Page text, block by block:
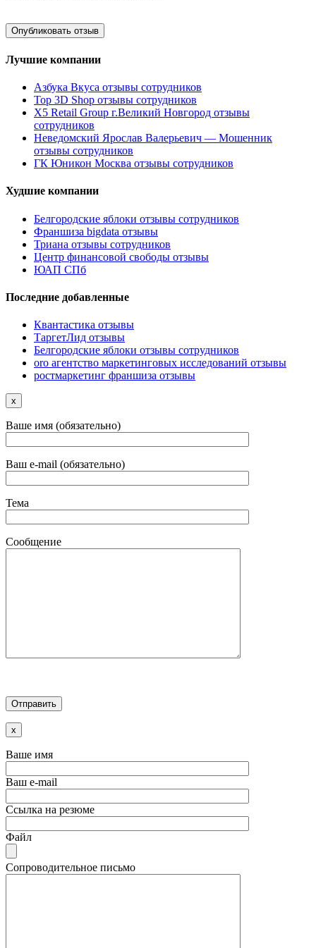
Лучшие компании
Азбука Вкуса отзывы сотрудников
Top 3D Shop отзывы сотрудников
X5 Retail Group г.Великий Новгород отзывы
сотрудников
Неведомский Ярослав Валерьевич — Мошенник
отзывы сотрудников
ГК Юникон Москва отзывы сотрудников
Худшие компании
Белгородские яблоки отзывы сотрудников
Франшиза bigdata отзывы
Триана отзывы сотрудников
Центр финансовой свободы отзывы
ЮАП СПб
Последние добавленные
Квантастика отзывы
ТаргетЛид отзывы
Белгородские яблоки отзывы сотрудников
oro агентство маркетинговых исследований отзывы
ростмаркетинг франшиза отзывы
x
Ваше имя (обязательно)
Ваш e-mail (обязательно)
Тема
Сообщение
x
Ваше имя
Ваш e-mail
Ссылка на резюме
Файл
Сопроводительное письмо